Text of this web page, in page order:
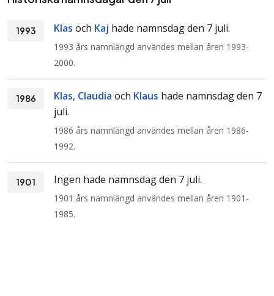
1993 Klas och Kaj hade namnsdag den 7 juli.
1993 års namnlängd användes mellan åren 1993-
2000.
1986 Klas, Claudia och Klaus hade namnsdag den 7
juli.
1986 års namnlängd användes mellan åren 1986-
1992.
1901 Ingen hade namnsdag den 7 juli.
1901 års namnlängd användes mellan åren 1901-
1985.